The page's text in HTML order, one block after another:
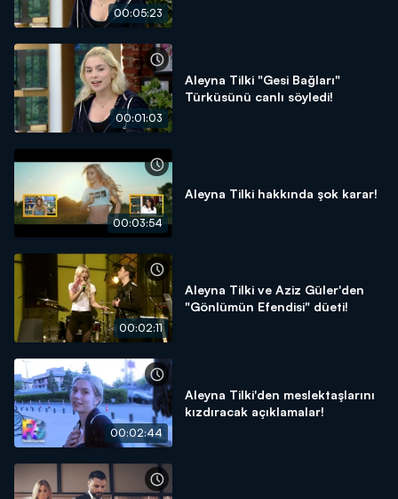
00:05:23
00:01:03
Aleyna Tilki "Gesi Bağları"
Türküsünü canlı söyledi!
00:03:54
Aleyna Tilki hakkında şok karar!
00:02:11
Aleyna Tilki ve Aziz Güler'den
"Gönlümün Efendisi" düeti!
00:02:44
Aleyna Tilki'den meslektaşlarını
kızdıracak açıklamalar!